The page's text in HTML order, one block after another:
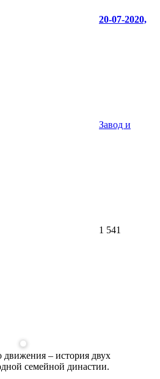
20-07-2020,
Завод и
1 541
движения – история двух
семейной династии.